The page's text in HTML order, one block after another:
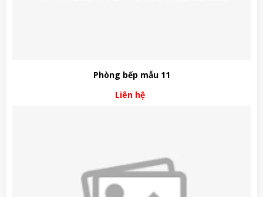
Phòng bếp mẫu 11
Liên hệ